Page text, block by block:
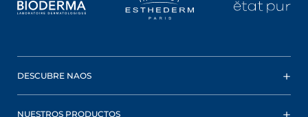
DESCUBRE NAOS
NUESTROS PRODUCTOS